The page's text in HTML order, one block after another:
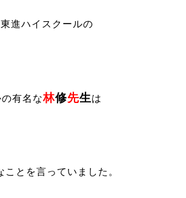
東進ハイスクールの
の有名な林修先生は
ことを言っていました。